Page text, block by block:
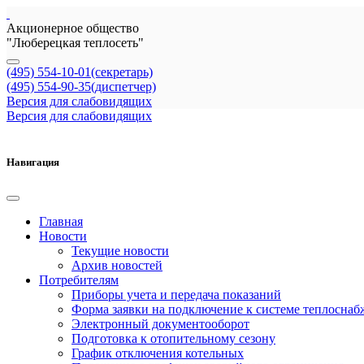
Акционерное общество
"Люберецкая теплосеть"
(495) 554-10-01(секретарь)
(495) 554-90-35(диспетчер)
Версия для слабовидящих
Версия для слабовидящих
Навигация
Главная
Новости
Текущие новости
Архив новостей
Потребителям
Приборы учета и передача показаний
Форма заявки на подключение к системе
Электронный документооборот
Подготовка к отопительному сезону
График отключения котельных